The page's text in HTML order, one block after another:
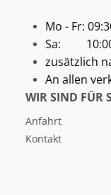
Mo - Fr:
Sa: 10:00
zusätzlich
An allen
WIR SIND FÜR
Anfahrt
Kontakt